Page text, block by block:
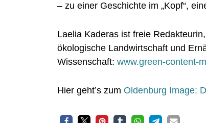
– zu einer Geschichte im „Kopf“,
Laelia Kaderas ist freie
ökologische Landwirtschaft und
Wissenschaft: www.green-content-
Hier geht’s zum Oldenburg Image: